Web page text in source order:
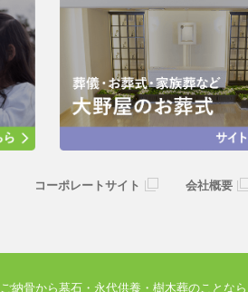
コーポレートサイト 会社概要
ご納骨から墓石・永代供養・樹木葬のことなら